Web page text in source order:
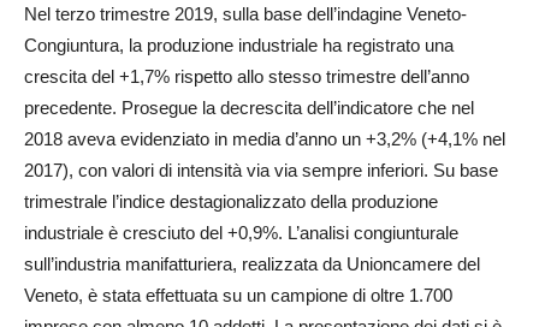
Nel terzo trimestre 2019, sulla base dell’indagine Veneto­
Congiuntura, la produzione industriale ha registrato una
crescita del +1,7% rispetto allo stesso trimestre dell’anno
precedente. Prosegue la decrescita dell’indicatore che nel
2018 aveva evidenziato in media d’anno un +3,2% (+4,1% nel
2017), con valori di intensità via via sempre inferiori. Su base
trimestrale l’indice destagionalizzato della produzione
industriale è cresciuto del +0,9%. L’analisi congiunturale
sull’industria manifatturiera, realizzata da Unioncamere del
Veneto, è stata effettuata su un campione di oltre 1.700